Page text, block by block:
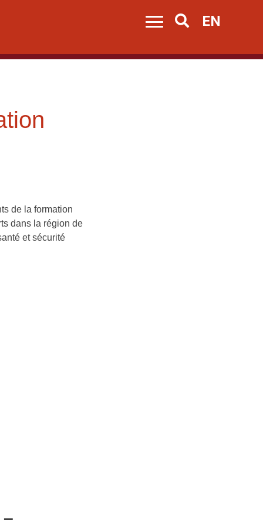
Search
EN
de la formation
dans la région de
et sécurité